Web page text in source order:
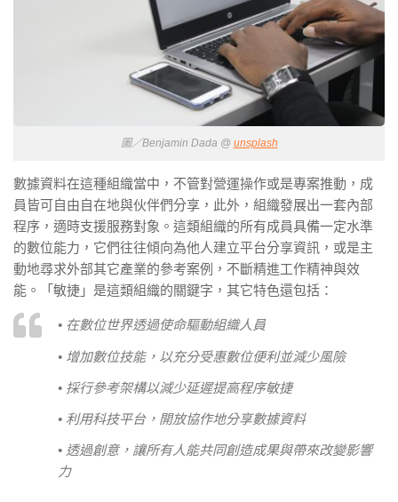
圖／Benjamin Dada @ unsplash
數據資料在這種組織當中，不管對營運操作或是專案推動，成
員皆可自由自在地與伙伴們分享，此外，組織發展出一套內部
程序，適時支援服務對象。這類組織的所有成員具備一定水準
的數位能力，它們往往傾向為他人建立平台分享資訊，或是主
動地尋求外部其它產業的參考案例，不斷精進工作精神與效
能。「敏捷」是這類組織的關鍵字，其它特色還包括：
• 在數位世界透過使命驅動組織人員
• 增加數位技能，以充分受惠數位便利並減少風險
• 採行參考架構以減少延遲提高程序敏捷
• 利用科技平台，開放協作地分享數據資料
• 透過創意，讓所有人能共同創造成果與帶來改變影響
力